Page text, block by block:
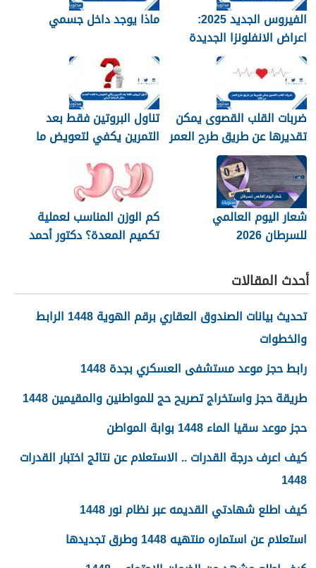
الفيروس الجديد 2025:
اعراض الانفلونزا الجديدة
وطرق العلاج
ماذا يوجد داخل جسمي
ضربات القلب القصوى يمكن
تقديرها عن طريق طرح العمر
من 220
تناول البروتين فقط بعد
التمرين يكفي لتعويض ما
البدني
شعار اليوم العالمي
للسرطان 2026
كم الوزن المناسب لعملية
تكميم المعدة؟ دكتور أحمد
أحدث المقالات
تحديث بيانات الصندوق العقاري برقم الهوية 1448 الرابط
والخطوات
رابط حجز موعد مستشفى العسكري بجدة 1448
طريقة حجز واستخراج تصريح حج للمواطنين والمقيمين 1448
حجز موعد سقيا الماء 1448 بوابة المواطن
كيف اعرف درجة القدرات .. الاستعلام عن نتائج اختبار القدرات
1448
كيف اطلع شهادتي القديمه عبر نظام نور 1448
استعلام عن استماره منتهيه 1448 وطرق تجديدها